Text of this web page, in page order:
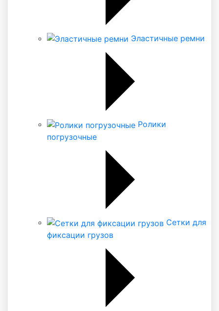
Эластичные ремни
Ролики
погрузочные
Сетки для
фиксации грузов